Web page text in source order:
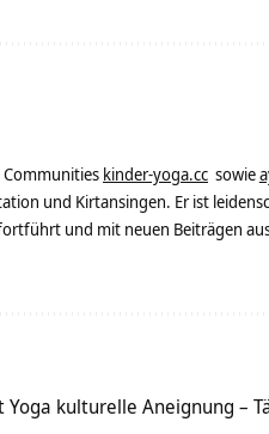
Communities kinder-yoga.cc sowie
und Kirtansingen. Er ist
und mit neuen Beiträgen
Yoga kulturelle Aneignung –